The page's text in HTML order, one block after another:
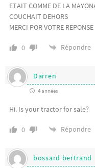
ETAIT COMME DE LA
COUCHAIT DEHORS
MERCI POR VOTRE REPONSE
0 Répondre
Darren
4 années
Hi. Is your tractor for sale?
0 Répondre
bossard bertrand